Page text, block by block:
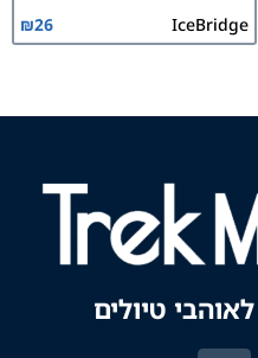
IceBridge
₪26
טיולים